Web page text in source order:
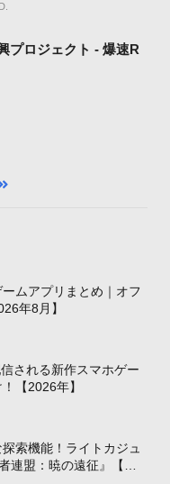
プロジェクト - 爆速R
ムアプリまとめ｜オフ
年8月】
される新作スマホゲー
【2026年】
索機能！ライトカジュ
連盟：暁の遠征』【最